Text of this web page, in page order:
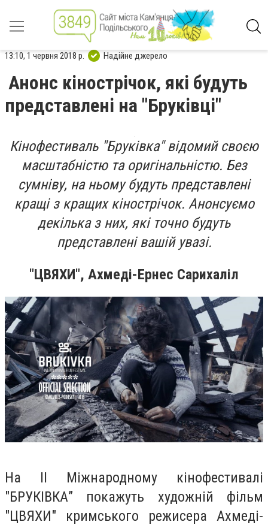
13:10, 1 червня 2018 р. Надійне джерело
Анонс кінострічок, які будуть
представлені на "Бруківці"
Кінофестиваль "Бруківка" відомий своєю
масштабністю та оригінальністю. Без
сумніву, на ньому будуть представлені
кращі з кращих кінострічок. Анонсуємо
декілька з них, які точно будуть
представлені вашій увазі.
"ЦВЯХИ", Ахмеді-Ернес Сарихаліл
На ІІ Міжнародному кінофестивалі
"БРУКІВКА” покажуть художній фільм
"ЦВЯХИ" кримського режисера Ахмеді-